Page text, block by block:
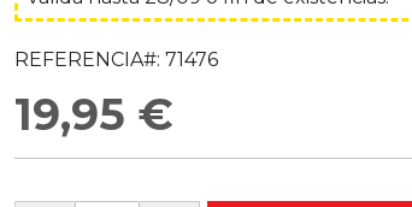
REFERENCIA#: 71476
19,95 €